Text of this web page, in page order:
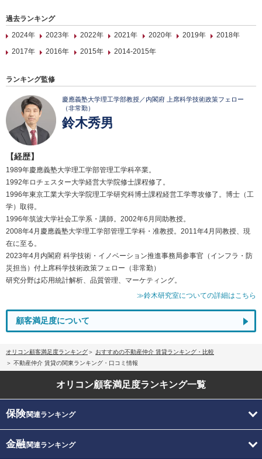
過去ランキング
2024年
2023年 2022年 2021年 2020年 2019年
2018年
2017年
2016年 2015年 2014-2015年
ランキング監修
慶應義塾大学理工学部教授／内閣府 上席科学技術政策フェロー
（非常勤）
鈴木秀男
【経歴】
1989年慶應義塾大学理工学部管理工学科卒業。
1992年ロチェスター大学経営大学院修士課程修了。
1996年東京工業大学大学院理工学研究科博士課程経営工学専攻修了。博士（工
学）取得。
1996年筑波大学社会工学系・講師。2002年6月同助教授。
2008年4月慶應義塾大学理工学部管理工学科・准教授。2011年4月同教授、現
在に至る。
2023年4月内閣府 科学技術・イノベーション推進事務局参事官（インフラ・防
災担当）付上席科学技術政策フェロー（非常勤）
研究分野は応用統計解析、品質管理、マーケティング。
≫鈴木研究室についての詳細はこちら
顧客満足度について
オリコン顧客満足度ランキング
おすすめの不動産仲介 賃貸ランキング・比較
不動産仲介 賃貸の関東ランキング・口コミ情報
オリコン顧客満足度ランキング一覧
保険関連ランキング
金融関連ランキング